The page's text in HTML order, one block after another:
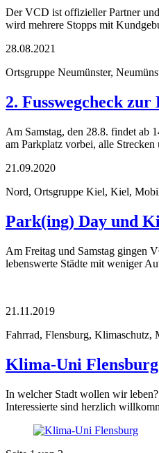
Der VCD ist offizieller Partner
wird mehrere Stopps mit
28.08.2021
Ortsgruppe Neumünster,
2. Fusswegcheck
Am Samstag, den 28.8. findet ab
am Parkplatz vorbei, alle
21.09.2020
Nord, Ortsgruppe Kiel, Kiel,
Park(ing) Day und
Am Freitag und Samstag gingen
lebenswerte Städte mit weniger
21.11.2019
Fahrrad, Flensburg, Klimaschutz,
Klima-Uni
In welcher Stadt wollen wir
Interessierte sind herzlich